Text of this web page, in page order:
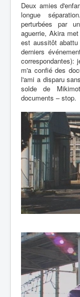
Deux amies
longue
perturbées par
aguerrie, Akira
est aussitôt
derniers
correspondantes):
m'a confié des
l'ami a disparu
solde de
documents – stop.